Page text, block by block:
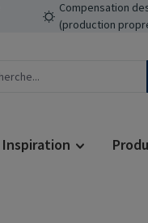
Compensation
(production
Inspiration